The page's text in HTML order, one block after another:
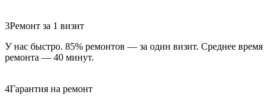
3Ремонт за 1 визит
У нас быстро. 85% ремонтов — за один визит. Среднее время
ремонта — 40 минут.
4Гарантия на ремонт